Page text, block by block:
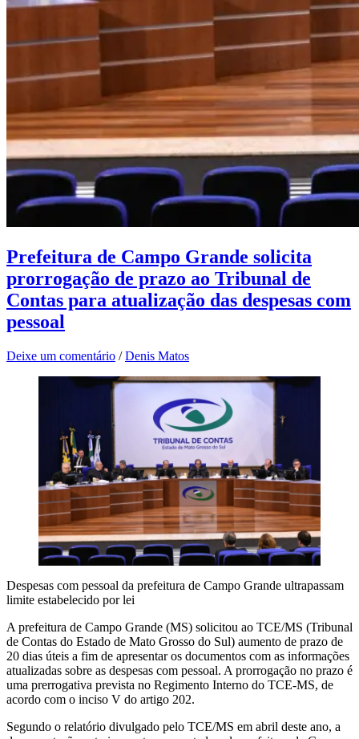
Prefeitura de Campo Grande solicita
prorrogação de prazo ao Tribunal de
Contas para atualização das despesas com
pessoal
Deixe um comentário /Denis Matos
Despesas com pessoal da prefeitura de Campo Grande ultrapassam
limite estabelecido por lei
A prefeitura de Campo Grande (MS) solicitou ao TCE/MS (Tribunal
de Contas do Estado de Mato Grosso do Sul) aumento de prazo de
20 dias úteis a fim de apresentar os documentos com as informações
atualizadas sobre as despesas com pessoal. A prorrogação no prazo é
uma prerrogativa prevista no Regimento Interno do TCE-MS, de
acordo com o inciso V do artigo 202.
Segundo o relatório divulgado pelo TCE/MS em abril deste ano, a